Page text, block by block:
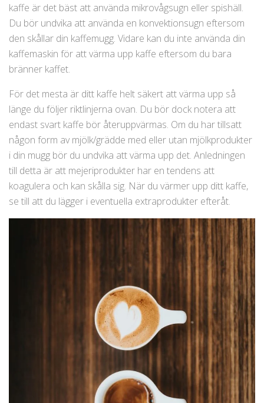
kaffe är det bäst att använda mikrovågsugn eller spishäll.
Du bör undvika att använda en konvektionsugn eftersom
den skållar din kaffemugg. Vidare kan du inte använda din
kaffemaskin för att värma upp kaffe eftersom du bara
bränner kaffet.
För det mesta är ditt kaffe helt säkert att värma upp så
länge du följer riktlinjerna ovan. Du bör dock notera att
endast svart kaffe bör återuppvärmas. Om du har tillsatt
någon form av mjölk/grädde med eller utan mjölkprodukter
i din mugg bör du undvika att värma upp det. Anledningen
till detta är att mejeriprodukter har en tendens att
koagulera och kan skålla sig. När du värmer upp ditt kaffe,
se till att du lägger i eventuella extraprodukter efteråt.